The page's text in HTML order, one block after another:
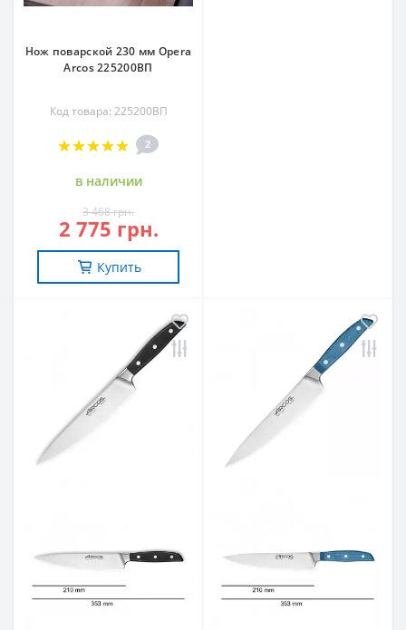
Нож поварской 230 мм Opera
Arcos 225200ВП
Код товара: 225200ВП
2
в наличии
3 468 грн.
2 775 грн.
Купить